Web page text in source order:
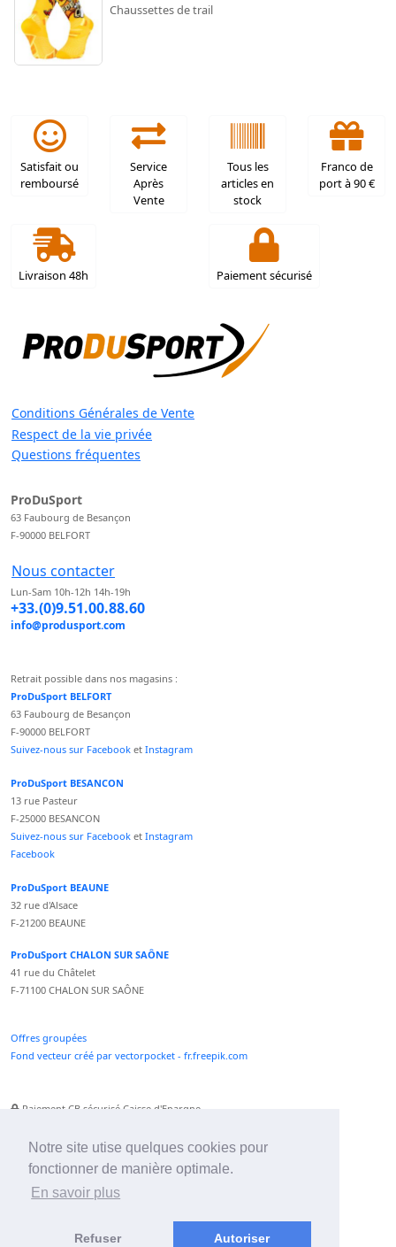
Notre site utise quelques cookies pour
fonctionner de manière optimale.
En savoir plus
Refuser Autoriser
Chaussettes de trail
Satisfait ou
remboursé
Service
Après
Vente
Tous les
articles en
stock
Franco de
port à 90 €
Livraison 48h Paiement sécurisé
Conditions Générales de Vente
Respect de la vie privée
Questions fréquentes
ProDuSport
63 Faubourg de Besançon
F-90000 BELFORT
Nous contacter
Lun-Sam 10h-12h 14h-19h
+33.(0)9.51.00.88.60
info@produsport.com
Retrait possible dans nos magasins :
ProDuSport BELFORT
63 Faubourg de Besançon
F-90000 BELFORT
Suivez-nous sur Facebook et Instagram
ProDuSport BESANCON
13 rue Pasteur
F-25000 BESANCON
Suivez-nous sur Facebook et Instagram
Facebook
ProDuSport BEAUNE
32 rue d'Alsace
F-21200 BEAUNE
ProDuSport CHALON SUR SAÔNE
41 rue du Châtelet
F-71100 CHALON SUR SAÔNE
Offres groupées
Fond vecteur créé par vectorpocket - fr.freepik.com
Paiement CB sécurisé Caisse d'Epargne
Paiement Paypal accepté